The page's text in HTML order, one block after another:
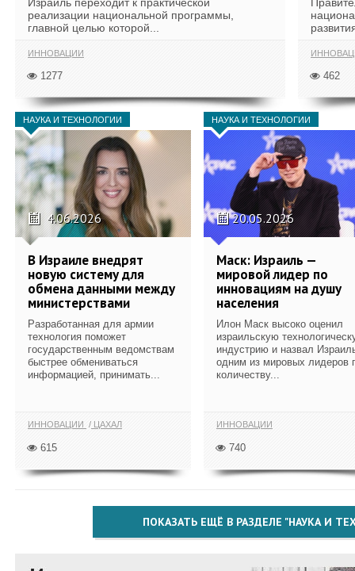
реализации национальной программы,
главной целью которой...
ИННОВАЦИИ
1277 462
НАУКА И ТЕХНОЛОГИИ
4.06.2026
В Израиле внедрят
новую систему для
обмена данными между
министерствами
Разработанная для армии
технология поможет
государственным ведомствам
быстрее обмениваться
информацией, принимать...
ИННОВАЦИИ ЦАХАЛ
615
НАУКА И ТЕХНОЛОГИИ
20.05.2026
Маск: Израиль —
мировой лидер по
инновациям на душу
населения
Илон Маск высоко оценил
израильскую
индустрию и назвал
одним из мировых лидеров
количеству...
ИННОВАЦИИ
740
ПОКАЗАТЬ ЕЩЁ В РАЗДЕЛЕ "НАУКА И